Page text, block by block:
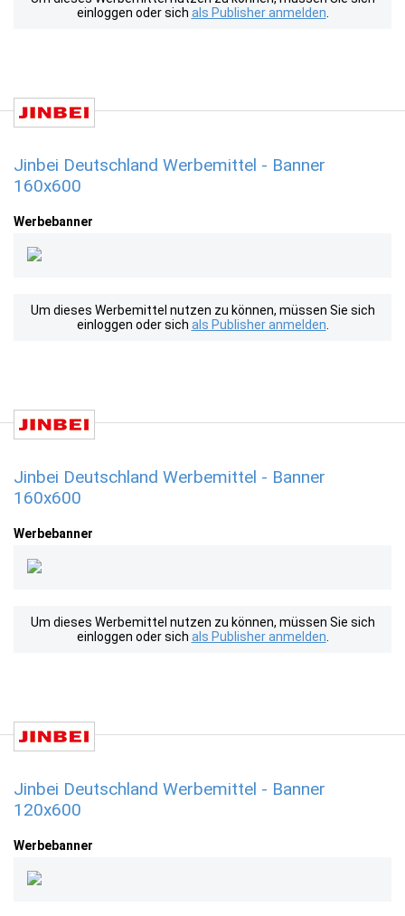
einloggen oder sich als Publisher anmelden
Jinbei Deutschland Werbemittel - Banner
160x600
Werbebanner
Um dieses Werbemittel nutzen zu können, müssen Sie sich
einloggen oder sich als Publisher anmelden
Jinbei Deutschland Werbemittel - Banner
160x600
Werbebanner
Um dieses Werbemittel nutzen zu können, müssen Sie sich
einloggen oder sich als Publisher anmelden
Jinbei Deutschland Werbemittel - Banner
120x600
Werbebanner